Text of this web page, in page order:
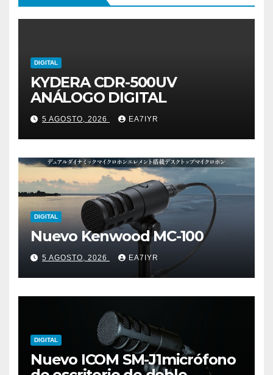
DIGITAL
KYDERA CDR-500UV
ANÁLOGO DIGITAL
5 AGOSTO, 2026 EA7IYR
DIGITAL
Nuevo Kenwood MC-100
5 AGOSTO, 2026 EA7IYR
DIGITAL
Nuevo ICOM SM-J1micrófono